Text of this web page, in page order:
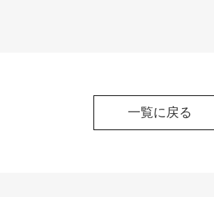
一覧に戻る